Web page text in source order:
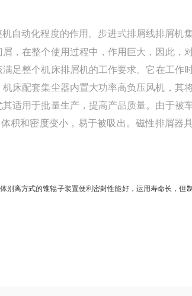
自动化程度的作用。步进式排屑线排屑机
，在整个使用过程中，作用巨大，因此，
足整个机床排屑机的工作要求。它在工作
床配套集尘器内置大功率高负压风机，其
适用于批量生产，提高产品质量。由于被
积和密度变小，易于被吸出。磁性排屑器
别离方式的锥辊子装置便利密封性能好，运用寿命长，但